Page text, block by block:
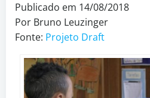
Publicado em 14/08/2018
Por Bruno Leuzinger
Fonte: Projeto Draft